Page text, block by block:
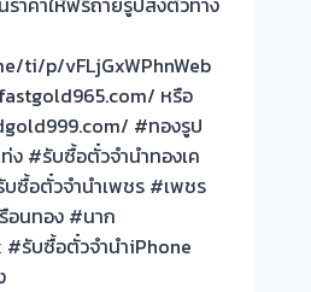
เทพ
⭐
ดี
ti/p/vFLjGxWPhnWeb
หรือ
#ทองรูป
#รับซื้อตั๋วจำนำทองเค
ซื้อตั๋วจำนำเพชร #เพชร
นทอง #นาก
รับซื้อตั๋วจำนำiPhone